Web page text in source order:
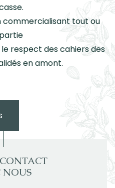
commercialisant tout ou
partie
respect des cahiers des
en amont.
NOUS